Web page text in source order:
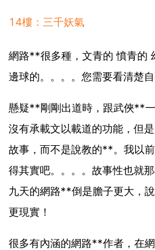
14樓：三千妖氣
網路**很多種，文青的 憤青的
邊球的。。。。您需要看清楚自
懸疑**剛剛出道時，跟武俠**
沒有承載文以載道的功能，但
故事，而不是說教的**。我以
得其實吧。。。。故事性也就
九天的網路**倒是膽子更大，
更現實！
很多有內涵的網路**作者，在